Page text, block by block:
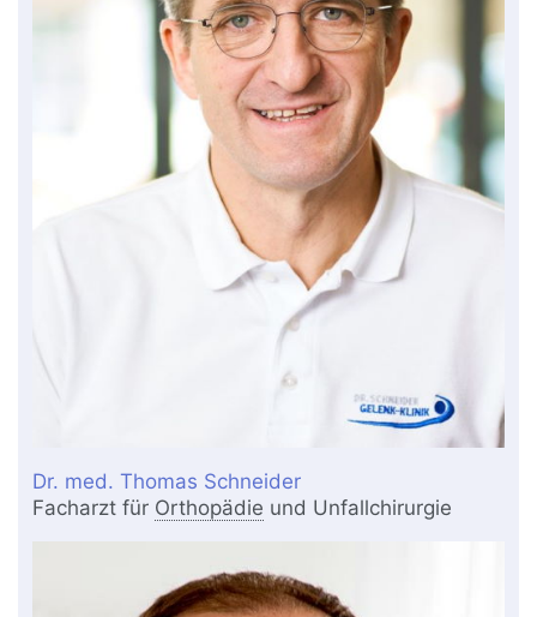
Dr. med. Thomas Schneider
Facharzt für Orthopädie und Unfallchirurgie